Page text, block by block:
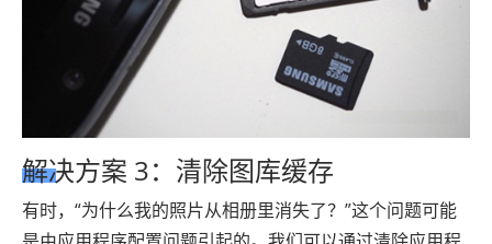
解决方案 3：清除图库缓存
有时，“为什么我的照片从相册里消失了？”这个问题可能